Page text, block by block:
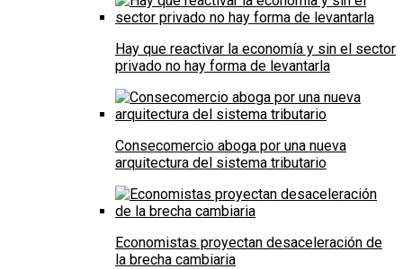
Hay que reactivar la economía y sin el sector
privado no hay forma de levantarla
Consecomercio aboga por una nueva
arquitectura del sistema tributario
Economistas proyectan desaceleración de
la brecha cambiaria